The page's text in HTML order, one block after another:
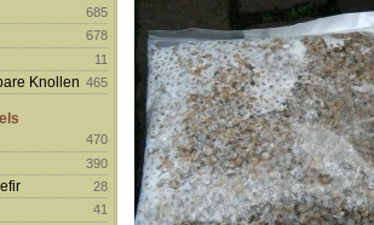
685
678
11
Knollen 465
470
390
28
41